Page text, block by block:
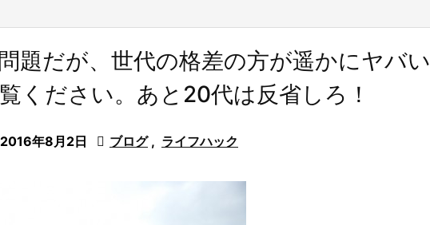
題だが、世代の格差の方が遥かにヤバい
ください。あと20代は反省しろ！
2016年8月2日  ブログ , ライフハック